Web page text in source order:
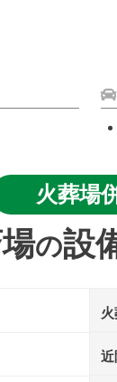
火葬場
の設
近